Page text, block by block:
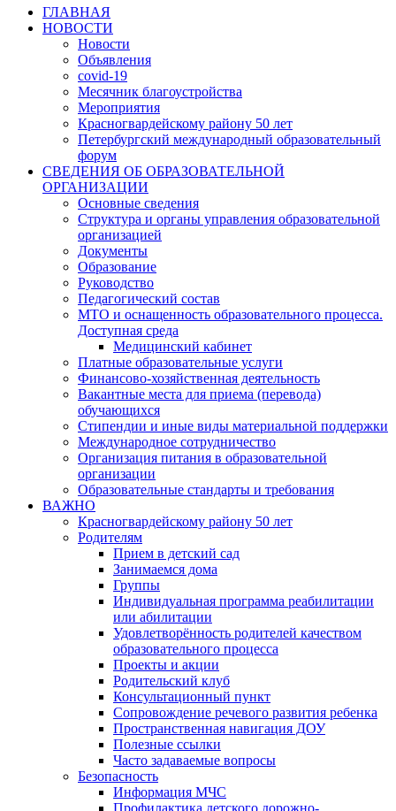
ГЛАВНАЯ
НОВОСТИ
Новости
Объявления
covid-19
Месячник благоустройства
Мероприятия
Красногвардейскому району 50 лет
Петербургский международный образовательный
форум
СВЕДЕНИЯ ОБ ОБРАЗОВАТЕЛЬНОЙ
ОРГАНИЗАЦИИ
Основные сведения
Структура и органы управления образовательной
организацией
Документы
Образование
Руководство
Педагогический состав
МТО и оснащенность образовательного процесса.
Доступная среда
Медицинский кабинет
Платные образовательные услуги
Финансово-хозяйственная деятельность
Вакантные места для приема (перевода)
обучающихся
Стипендии и иные виды материальной поддержки
Международное сотрудничество
Организация питания в образовательной
организации
Образовательные стандарты и требования
ВАЖНО
Красногвардейскому району 50 лет
Родителям
Прием в детский сад
Занимаемся дома
Группы
Индивидуальная программа реабилитации
или абилитации
Удовлетворённость родителей качеством
образовательного процесса
Проекты и акции
Родительский клуб
Консультационный пункт
Сопровождение речевого развития ребенка
Пространственная навигация ДОУ
Полезные ссылки
Часто задаваемые вопросы
Безопасность
Информация МЧС
Профилактика детского дорожно-